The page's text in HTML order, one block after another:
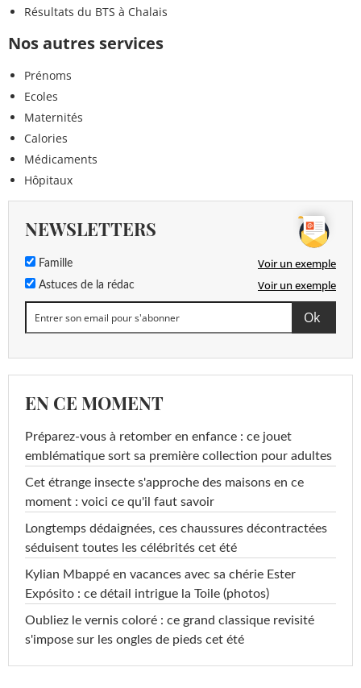
Résultats du BTS à Chalais
Nos autres services
Prénoms
Ecoles
Maternités
Calories
Médicaments
Hôpitaux
NEWSLETTERS
Famille Voir un exemple
Astuces de la rédac Voir un exemple
EN CE MOMENT
Préparez-vous à retomber en enfance : ce jouet
emblématique sort sa première collection pour adultes
Cet étrange insecte s'approche des maisons en ce
moment : voici ce qu'il faut savoir
Longtemps dédaignées, ces chaussures décontractées
séduisent toutes les célébrités cet été
Kylian Mbappé en vacances avec sa chérie Ester
Expósito : ce détail intrigue la Toile (photos)
Oubliez le vernis coloré : ce grand classique revisité
s'impose sur les ongles de pieds cet été